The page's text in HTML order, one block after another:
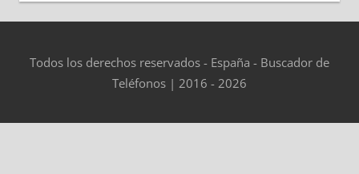
Todos los derechos reservados - España - Buscador de
Teléfonos | 2016 - 2026